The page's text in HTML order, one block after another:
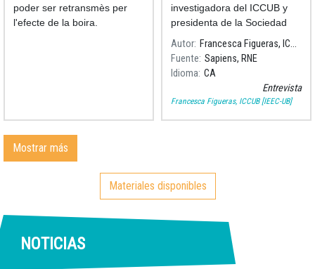
poder ser retransmès per
l'efecte de la boira.
investigadora del ICCUB y
presidenta de la Sociedad
Española de Astronomía,
SEA, conversación sobre la
Misión Gaia en el programa
de radio "Sapiens" en RNE
Autor
Francesca Figueras, ICCUB [IEEC-UB]
Fuente Sapiens, RNE
Idioma CA
Entrevista
Francesca Figueras, ICCUB [IEEC-UB]
Mostrar más
Materiales disponibles
NOTICIAS